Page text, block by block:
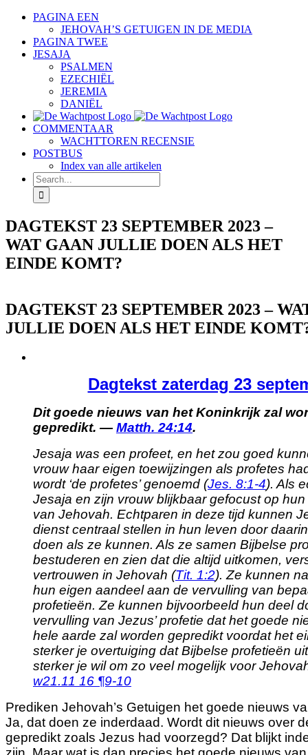
Skip
content
PAGINA EEN
JEHOVAH’S GETUIGEN IN DE MEDIA
PAGINA TWEE
JESAJA
PSALMEN
EZECHIËL
JEREMIA
DANIËL
COMMENTAAR
WACHTTOREN RECENSIE
POSTBUS
Index van alle artikelen
Search
for:
DAGTEKST 23 SEPTEMBER 2023 –
WAT GAAN JULLIE DOEN ALS HET
EINDE KOMT?
DAGTEKST 23 SEPTEMBER 2023 –
JULLIE DOEN ALS HET EINDE
Dagtekst zaterdag 23
Dit goede nieuws van het Koninkrijk zal
gepredikt. — Matth. 24:14.
Jesaja was een profeet, en het zou goed
vrouw haar eigen toewijzingen als profetes
wordt ‘de profetes’ genoemd (Jes. 8:1-4). Als
Jesaja en zijn vrouw blijkbaar gefocust op
van Jehovah. Echtparen in deze tijd kunnen
dienst centraal stellen in hun leven door
doen als ze kunnen. Als ze samen Bijbelse
bestuderen en zien dat die altijd uitkomen,
vertrouwen in Jehovah (Tit. 1:2). Ze kunnen
hun eigen aandeel aan de vervulling van
profetieën. Ze kunnen bijvoorbeeld hun deel
vervulling van Jezus’ profetie dat het goede
hele aarde zal worden gepredikt voordat het
sterker je overtuiging dat Bijbelse profetieën
sterker je wil om zo veel mogelijk voor
w21.11 16 ¶9-10
Prediken Jehovah’s Getuigen het goede nieuws
Ja, dat doen ze inderdaad. Wordt dit nieuws over
gepredikt zoals Jezus had voorzegd? Dat blijkt